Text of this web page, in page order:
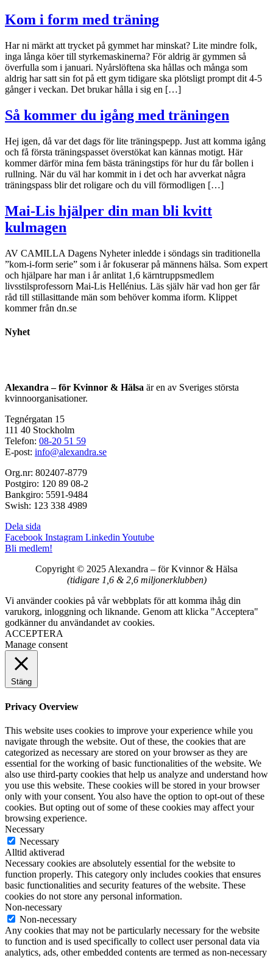
Kom i form med träning
Har ni märkt att trycket på gymmet har minskat? Lite mindre folk,
inga långa köer till styrkemaskinerna? För aldrig är gymmen så
överfulla som i januari. Nyårslöftena ska hållas och många som
aldrig har satt sin fot på ett gym tidigare ska plötsligt prompt dit 4-5
gånger i veckan. Det brukar hålla i sig en […]
Så kommer du igång med träningen
Hej igen, då var det dags för lite träningspepp. Just att komma igång
och få första träningspasset överstökat kan kännas motigt. Här
kommer därför mina fem bästa träningstips för hur du får bollen i
rullning. När du väl har kommit in i det och har avverkat några
träningspass blir det roligare och du vill förmodligen […]
Mai-Lis hjälper din man bli kvitt
kulmagen
AV CAMILLA Dagens Nyheter inledde i söndags sin traditionella
”kom-i-form serie” som i år fokuserar på männens hälsa. Som expert
och hjälpare har man i år anlitat 1,6 kärntruppsmedlem
livsstilsprofessorn Mai-Lis Hellénius. Läs själv här vad hon ger får
råd till stillasittande män som behöver komma iform. Klippet
kommer från dn.se
Nyhet
Alexandra – för Kvinnor & Hälsa är en av Sveriges största
kvinnoorganisationer.
Tegnérgatan 15
111 40 Stockholm
Telefon: 08-20 51 59
E-post: info@alexandra.se
Org.nr: 802407-8779
Postgiro: 120 89 08-2
Bankgiro: 5591-9484
Swish: 123 338 4989
Dela sida
Facebook Instagram LinkedinYoutube
Bli medlem!
Copyright © 2025 Alexandra – för Kvinnor & Hälsa
(tidigare 1,6 & 2,6 miljonerklubben)
Vi använder cookies på vår webbplats för att komma ihåg din
varukorg, inloggning och liknande. Genom att klicka "Acceptera"
godkänner du användandet av cookies.
ACCEPTERA
Manage consent
Stäng
Privacy Overview
This website uses cookies to improve your experience while you
navigate through the website. Out of these, the cookies that are
categorized as necessary are stored on your browser as they are
essential for the working of basic functionalities of the website. We
also use third-party cookies that help us analyze and understand how
you use this website. These cookies will be stored in your browser
only with your consent. You also have the option to opt-out of these
cookies. But opting out of some of these cookies may affect your
browsing experience.
Necessary
Necessary
Alltid aktiverad
Necessary cookies are absolutely essential for the website to
function properly. This category only includes cookies that ensures
basic functionalities and security features of the website. These
cookies do not store any personal information.
Non-necessary
Non-necessary
Any cookies that may not be particularly necessary for the website
to function and is used specifically to collect user personal data via
analytics, ads, other embedded contents are termed as non-necessary